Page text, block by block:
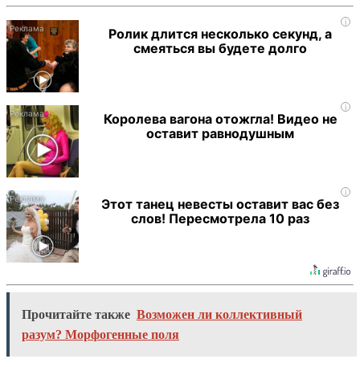
i
Ролик длится несколько секунд, а
смеяться вы будете долго
i
Королева вагона отожгла! Видео не
оставит равнодушным
i
Этот танец невесты оставит вас без
слов! Пересмотрела 10 раз
Прочитайте также Возможен ли коллективный
разум? Морфогенные поля